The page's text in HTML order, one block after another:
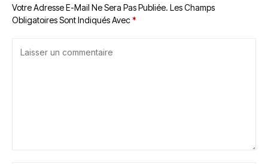
Votre Adresse E-Mail Ne Sera Pas Publiée. Les Champs
Obligatoires Sont Indiqués Avec*